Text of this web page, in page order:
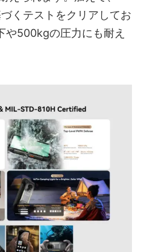
くテストをクリアしてお
や500kgの圧力にも耐え